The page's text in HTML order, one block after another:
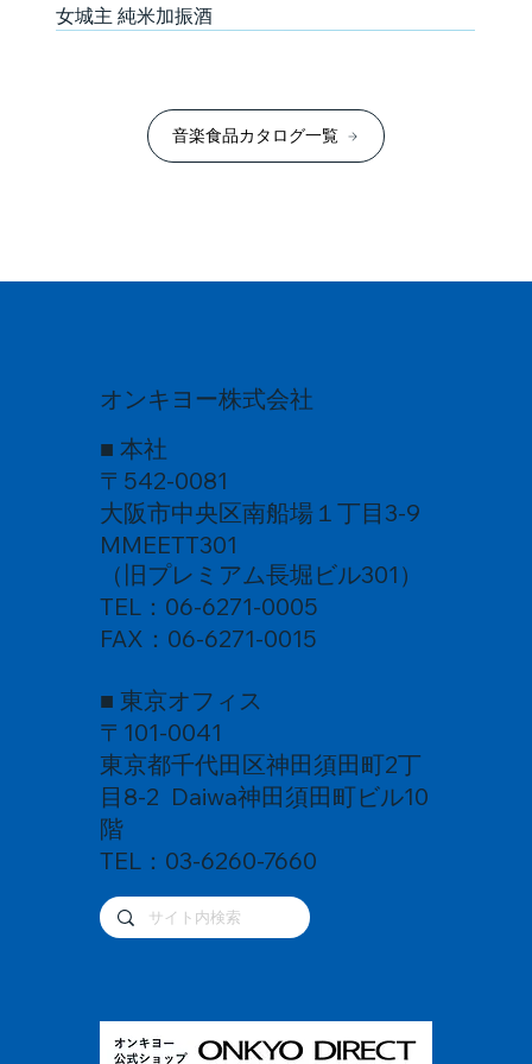
女城主 純米加振酒
日本酒
山丹正宗 STRADIVARIUS BREW
日本酒
大納川天花 音響加振酒 純米吟醸生原酒
芋焼酎
京都限定 『紫芋焼酎 かんこはやし 祇園ばや
し加振醸造』
日本酒
飛騨杜氏 誠治の魂唄（うた）～醸造家の魂が宿
る酒～ 音楽振動熟成酒
日本酒
聚楽第 京乃響 2025 音楽振動熟成
日本酒
山丹正宗 Jazz Brew Live!
発泡酒
ホ。BEER そして今日
日本酒
歓喜光 純米原酒 「第９」音楽振動熟成
日本酒
音彩酒 "結音"
日本酒
北雪 純米大吟醸
日本酒
勲碧辛口純米 夢吟香｢加振酒｣
日本酒
勲碧辛口純米 夢吟香｢加振酒｣無濾過生原酒
発泡酒
ホ。BEER 大問題
日本酒
蒼天伝 純米大吟醸 音響加振酒 蒼の音（BLUE
NO OTO）
発泡酒
『スタンドマイヒーローズ』音楽加振熟成クラフ
トビール
音楽食品カタログ一覧
オンキヨー株式会社
■ 本社
〒542-0081
大阪市中央区南船場１丁目3-9
MMEETT301
（旧プレミアム長堀ビル301）
TEL：06-6271-0005
FAX：06-6271-0015
■ 東京オフィス
〒101-0041
東京都千代田区神田須田町2丁
目8-2 Daiwa神田須田町ビル10
階
TEL：03-6260-7660